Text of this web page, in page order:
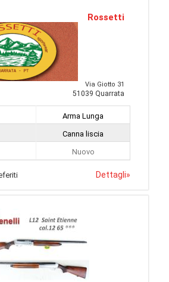
Rossetti
Via Giotto 31
51039 Quarrata
Arma Lunga
Canna liscia
Nuovo
Dettagli»